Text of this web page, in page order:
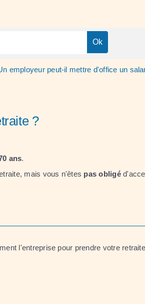
employeur peut-il mettre d'office un
?
ans.
mais vous n'êtes pas obligé
l'entreprise pour prendre votre